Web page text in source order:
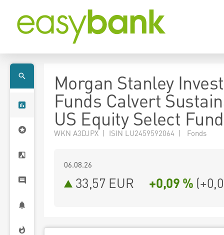
Morgan Stanley
Funds Calvert
US Equity Select
WKN A3DJPX | ISIN LU2459592064 | Fonds
06.08.26
33,57 EUR +0,09 % (